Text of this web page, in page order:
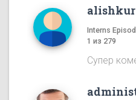
alishkur
Interns
1 из 279
Супер